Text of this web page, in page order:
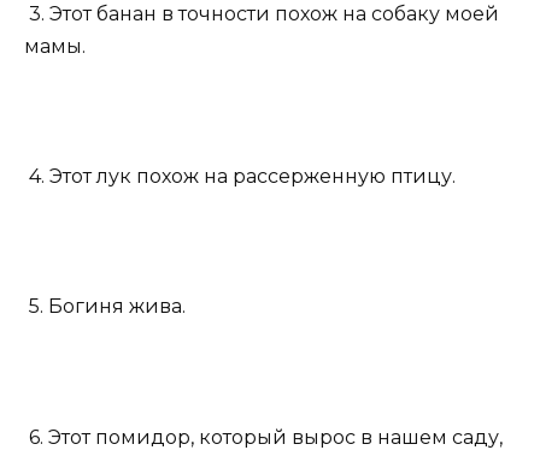
3. Этот банан в точности похож на собаку моей
мамы.
4. Этот лук похож на рассерженную птицу.
5. Богиня жива.
6. Этот помидор, который вырос в нашем саду,